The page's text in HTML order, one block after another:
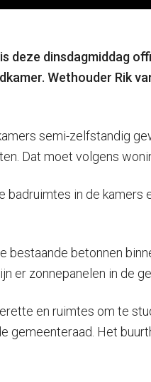
dinsdagmiddag
Wethouder Rik
semi-zelfstandig
Dat moet volgens
in de
betonnen
er zonnepanelen in de
en ruimtes om te
Het